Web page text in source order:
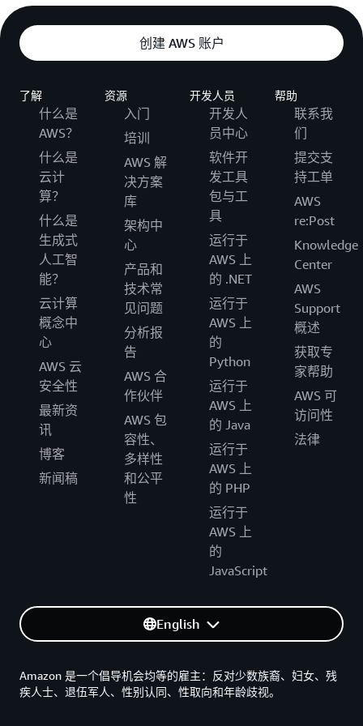
创建 AWS 账户
了解
什么是
AWS？
什么是
云计
算？
什么是
生成式
人工智
能？
云计算
概念中
心
AWS 云
安全性
最新资
讯
博客
新闻稿
资源
入门
培训
AWS 解
决方案
库
架构中
心
产品和
技术常
见问题
分析报
告
AWS 合
作伙伴
AWS 包
容性、
多样性
和公平
性
开发人员
开发人
员中心
软件开
发工具
包与工
具
运行于
AWS 上
的 .NET
运行于
AWS 上
的
Python
运行于
AWS 上
的 Java
运行于
AWS 上
的 PHP
运行于
AWS 上
的
JavaScript
帮助
联系我
们
提交支
持工单
AWS
re:Post
Knowledge
Center
AWS
Support
概述
获取专
家帮助
AWS 可
访问性
法律
English
Amazon 是一个倡导机会均等的雇主：反对少数族裔、妇女、残
疾人士、退伍军人、性别认同、性取向和年龄歧视。